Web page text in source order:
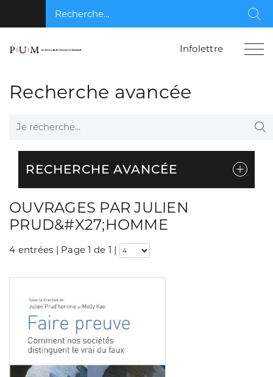
Recherche...
Infolettre
Recherche avancée
Je recherche...
RECHERCHE AVANCÉE
OUVRAGES PAR JULIEN
PRUD&#X27;HOMME
4 entrées | Page 1 de 1 |